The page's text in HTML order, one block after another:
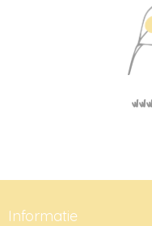
Informatie